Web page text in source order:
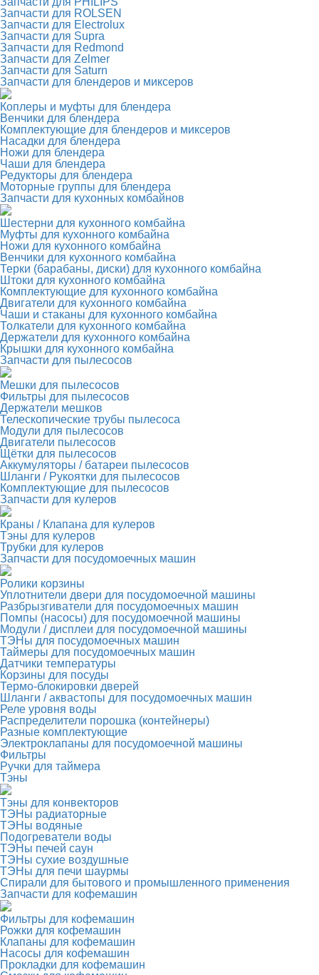
Запчасти для ROLSEN
Запчасти для Electrolux
Запчасти для Supra
Запчасти для Redmond
Запчасти для Zelmer
Запчасти для Saturn
Запчасти для блендеров и миксеров
Коплеры и муфты для блендера
Венчики для блендера
Комплектующие для блендеров и миксеров
Насадки для блендера
Ножи для блендера
Чаши для блендера
Редукторы для блендера
Моторные группы для блендера
Запчасти для кухонных комбайнов
Шестерни для кухонного комбайна
Муфты для кухонного комбайна
Ножи для кухонного комбайна
Венчики для кухонного комбайна
Терки (барабаны, диски) для кухонного комбайна
Штоки для кухонного комбайна
Комплектующие для кухонного комбайна
Двигатели для кухонного комбайна
Чаши и стаканы для кухонного комбайна
Толкатели для кухонного комбайна
Держатели для кухонного комбайна
Крышки для кухонного комбайна
Запчасти для пылесосов
Мешки для пылесосов
Фильтры для пылесосов
Держатели мешков
Телескопические трубы пылесоса
Модули для пылесосов
Двигатели пылесосов
Щётки для пылесосов
Аккумуляторы / батареи пылесосов
Шланги / Рукоятки для пылесосов
Комплектующие для пылесосов
Запчасти для кулеров
Краны / Клапана для кулеров
Тэны для кулеров
Трубки для кулеров
Запчасти для посудомоечных машин
Ролики корзины
Уплотнители двери для посудомоечной машины
Разбрызгиватели для посудомоечных машин
Помпы (насосы) для посудомоечной машины
Модули / дисплеи для посудомоечной машины
ТЭНы для посудомоечных машин
Таймеры для посудомоечных машин
Датчики температуры
Корзины для посуды
Термо-блокировки дверей
Шланги / аквастопы для посудомоечных машин
Реле уровня воды
Распределители порошка (контейнеры)
Разные комплектующие
Электроклапаны для посудомоечной машины
Фильтры
Ручки для таймера
Тэны
Тэны для конвекторов
ТЭНы радиаторные
ТЭНы водяные
Подогреватели воды
ТЭНы печей саун
ТЭНы сухие воздушные
ТЭНы для печи шаурмы
Спирали для бытового и промышленного применения
Запчасти для кофемашин
Фильтры для кофемашин
Рожки для кофемашин
Клапаны для кофемашин
Насосы для кофемашин
Прокладки для кофемашин